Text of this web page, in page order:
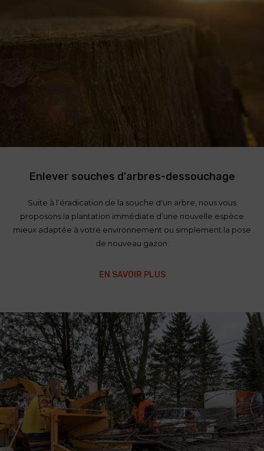
Enlever souches d'arbres-dessouchage
Suite à l’éradication de la souche d'un arbre, nous vous
proposons la plantation immédiate d’une nouvelle espèce
mieux adaptée à votre environnement ou simplement la pose
de nouveau gazon.
EN SAVOIR PLUS